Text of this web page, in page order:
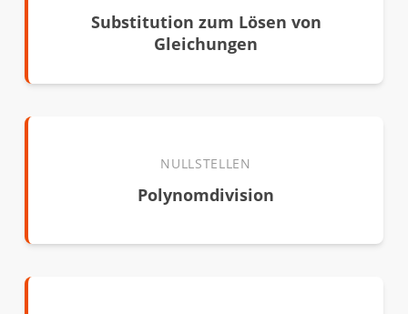
Substitution zum Lösen von
Gleichungen
NULLSTELLEN
Polynomdivision